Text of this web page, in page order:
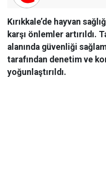
Kırıkkale’de hayvan
karşı önlemler artırıldı.
alanında güvenliği
tarafından denetim ve
yoğunlaştırıldı.